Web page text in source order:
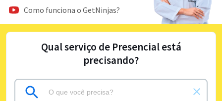
Como funciona o GetNinjas?
Qual serviço de Presencial está
precisando?